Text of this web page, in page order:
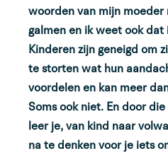
woorden van mijn moeder
galmen en ik weet ook dat
Kinderen zijn geneigd om
te storten wat hun
voordelen en kan meer
Soms ook niet. En door
leer je, van kind naar
na te denken voor je iets